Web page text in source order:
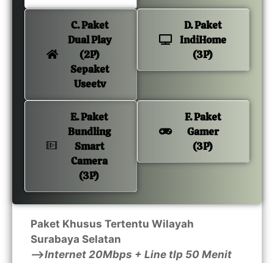
C. Paket
Dual Play
(2P)
Sepaket
Useetv
D. Paket
IndiHome
(3P)
E. Paket
Bundling
Smart
Camera
(3P)
F. Paket
Gamer
(3P)
Paket Khusus Tertentu Wilayah
Surabaya Selatan
—>Internet 20Mbps + Line tlp 50 Menit